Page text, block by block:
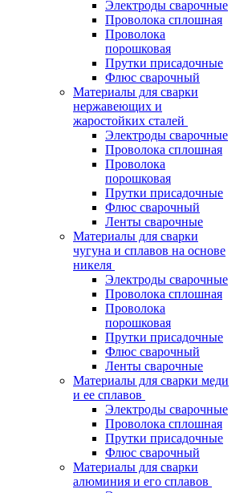
Электроды сварочные
Проволока сплошная
Проволока
порошковая
Прутки присадочные
Флюс сварочный
Материалы для сварки
нержавеющих и
жаростойких сталей
Электроды сварочные
Проволока сплошная
Проволока
порошковая
Прутки присадочные
Флюс сварочный
Ленты сварочные
Материалы для сварки
чугуна и сплавов на основе
никеля
Электроды сварочные
Проволока сплошная
Проволока
порошковая
Прутки присадочные
Флюс сварочный
Ленты сварочные
Материалы для сварки меди
и ее сплавов
Электроды сварочные
Проволока сплошная
Прутки присадочные
Флюс сварочный
Материалы для сварки
алюминия и его сплавов